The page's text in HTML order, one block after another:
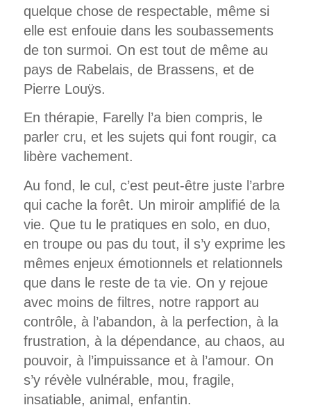
quelque chose de respectable, même si
elle est enfouie dans les soubassements
de ton surmoi. On est tout de même au
pays de Rabelais, de Brassens, et de
Pierre Louÿs.
En thérapie, Farelly l’a bien compris, le
parler cru, et les sujets qui font rougir, ca
libère vachement.
Au fond, le cul, c’est peut-être juste l’arbre
qui cache la forêt. Un miroir amplifié de la
vie. Que tu le pratiques en solo, en duo,
en troupe ou pas du tout, il s’y exprime les
mêmes enjeux émotionnels et relationnels
que dans le reste de ta vie. On y rejoue
avec moins de filtres, notre rapport au
contrôle, à l’abandon, à la perfection, à la
frustration, à la dépendance, au chaos, au
pouvoir, à l’impuissance et à l’amour. On
s’y révèle vulnérable, mou, fragile,
insatiable, animal, enfantin.